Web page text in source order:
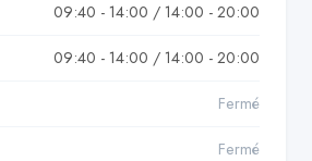
09:40 - 14:00 / 14:00 - 20:00
09:40 - 14:00 / 14:00 - 20:00
Fermé
Fermé